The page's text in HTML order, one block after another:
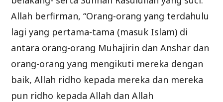
Allah berfirman, “Orang-orang yang terdahulu
lagi yang pertama-tama (masuk Islam) di
antara orang-orang Muhajirin dan Anshar dan
orang-orang yang mengikuti mereka dengan
baik, Allah ridho kepada mereka dan mereka
pun ridho kepada Allah dan Allah